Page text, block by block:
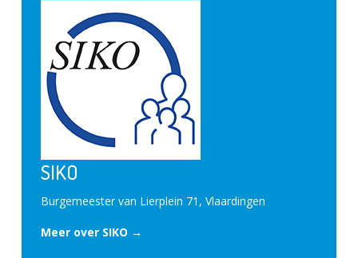
SIKO
Burgemeester van Lierplein 71, Vlaardingen
Meer over SIKO →